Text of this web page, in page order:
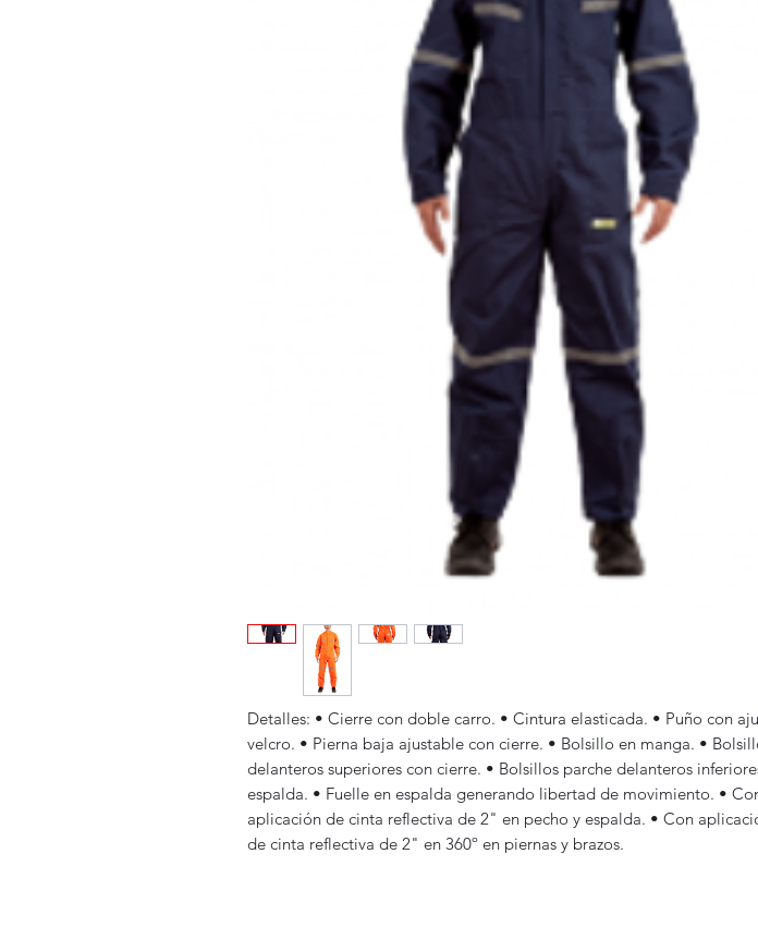
Detalles: • Cierre con doble carro. • Cintura elasticada. • Puño con
velcro. • Pierna baja ajustable con cierre. • Bolsillo en manga. •
delanteros superiores con cierre. • Bolsillos parche delanteros
espalda. • Fuelle en espalda generando libertad de movimiento. •
aplicación de cinta reflectiva de 2" en pecho y espalda. • Con
de cinta reflectiva de 2" en 360º en piernas y brazos.